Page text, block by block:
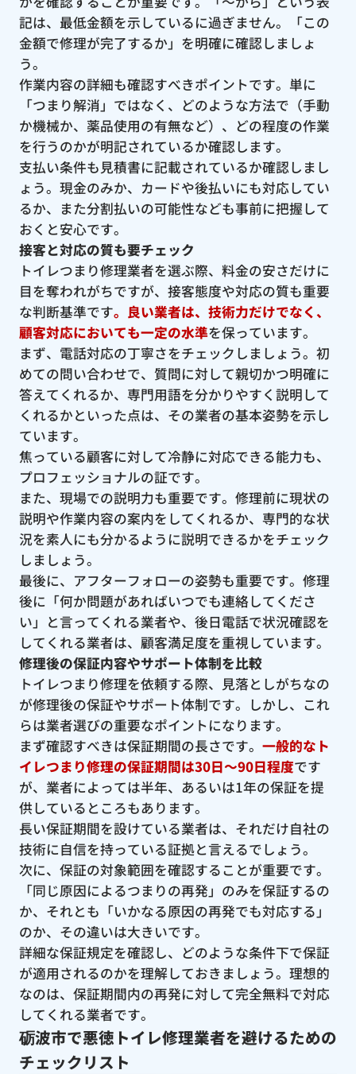
記は、最低金額を示しているに過ぎません。「この
金額で修理が完了するか」を明確に確認しましょ
う。
作業内容の詳細も確認すべきポイントです。単に
「つまり解消」ではなく、どのような方法で（手動
か機械か、薬品使用の有無など）、どの程度の作業
を行うのかが明記されているか確認します。
支払い条件も見積書に記載されているか確認しまし
ょう。現金のみか、カードや後払いにも対応してい
るか、また分割払いの可能性なども事前に把握して
おくと安心です。
接客と対応の質も要チェック
トイレつまり修理業者を選ぶ際、料金の安さだけに
目を奪われがちですが、接客態度や対応の質も重要
な判断基準です。良い業者は、技術力だけでなく、
顧客対応においても一定の水準を保っています。
まず、電話対応の丁寧さをチェックしましょう。初
めての問い合わせで、質問に対して親切かつ明確に
答えてくれるか、専門用語を分かりやすく説明して
くれるかといった点は、その業者の基本姿勢を示し
ています。
焦っている顧客に対して冷静に対応できる能力も、
プロフェッショナルの証です。
また、現場での説明力も重要です。修理前に現状の
説明や作業内容の案内をしてくれるか、専門的な状
況を素人にも分かるように説明できるかをチェック
しましょう。
最後に、アフターフォローの姿勢も重要です。修理
後に「何か問題があればいつでも連絡してくださ
い」と言ってくれる業者や、後日電話で状況確認を
してくれる業者は、顧客満足度を重視しています。
修理後の保証内容やサポート体制を比較
トイレつまり修理を依頼する際、見落としがちなの
が修理後の保証やサポート体制です。しかし、これ
らは業者選びの重要なポイントになります。
まず確認すべきは保証期間の長さです。 一般的なト
イレつまり修理の保証期間は30日〜90日程度です
が、業者によっては半年、あるいは1年の保証を提
供しているところもあります。
長い保証期間を設けている業者は、それだけ自社の
技術に自信を持っている証拠と言えるでしょう。
次に、保証の対象範囲を確認することが重要です。
「同じ原因によるつまりの再発」のみを保証するの
か、それとも「いかなる原因の再発でも対応する」
のか、その違いは大きいです。
詳細な保証規定を確認し、どのような条件下で保証
が適用されるのかを理解しておきましょう。理想的
なのは、保証期間内の再発に対して完全無料で対応
してくれる業者です。
砺波市で悪徳トイレ修理業者を避けるための
チェックリスト